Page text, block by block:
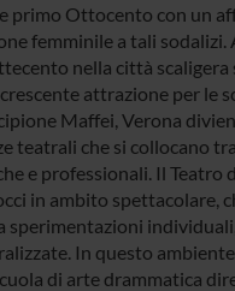
primo Ottocento con un
femminile a tali sodalizi.
nella città scaligera
attrazione per le
Maffei, Verona
teatrali che si collocano
e professionali. Il Teatro
in ambito spettacolare,
sperimentazioni
In questo
di arte drammatica